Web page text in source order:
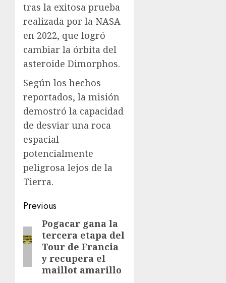
tras la exitosa prueba
realizada por la NASA
en 2022, que logró
cambiar la órbita del
asteroide Dimorphos.
Según los hechos
reportados, la misión
demostró la capacidad
de desviar una roca
espacial
potencialmente
peligrosa lejos de la
Tierra.
Previous
Pogacar gana la
tercera etapa del
Tour de Francia
y recupera el
maillot amarillo